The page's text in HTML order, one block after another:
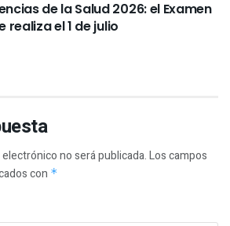
de la Salud 2026: el Examen
realiza el 1 de julio
no será publicada.Los campos
con *